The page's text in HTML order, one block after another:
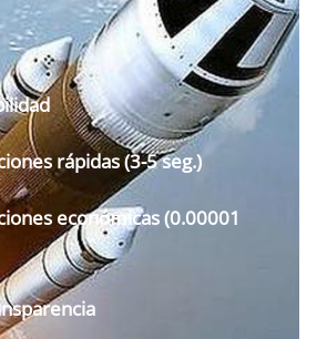
rápidas (3-5 seg.)
económicas (0.00001